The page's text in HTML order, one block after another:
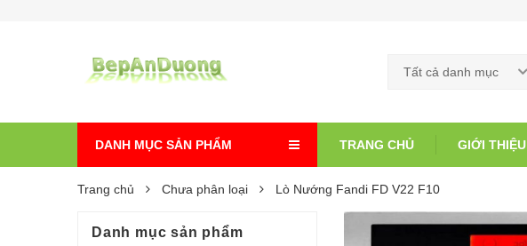
Tất cả danh mục
DANH MỤC SẢN PHẨM TRANG CHỦ GIỚI THIỆU
Trang chủ Chưa phân loại Lò Nướng Fandi FD V22 F10
Danh mục sản phẩm